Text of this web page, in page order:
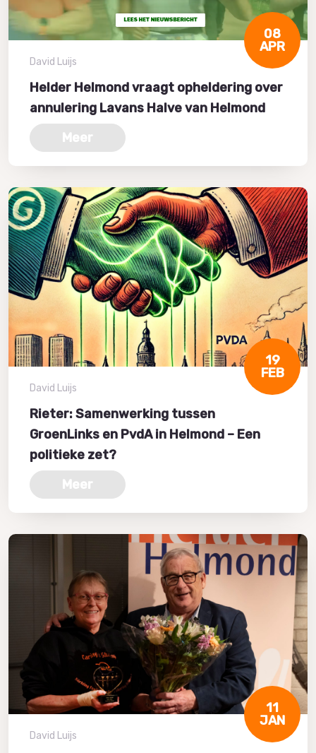
08
APR
David Luijs
Helder Helmond vraagt opheldering over
annulering Lavans Halve van Helmond
Meer
19
FEB
David Luijs
Rieter: Samenwerking tussen
GroenLinks en PvdA in Helmond – Een
politieke zet?
Meer
11
JAN
David Luijs